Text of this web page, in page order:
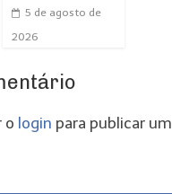
5 de agosto de
2026
o login para publicar um